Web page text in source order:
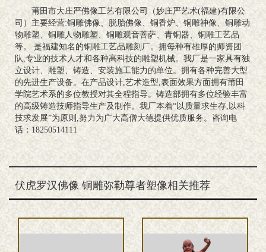
莆田市大庄严佛像工艺有限公司（妙庄严艺术(福建)有限公
司）主要经营:铜雕佛像、脱胎佛像、铜香炉、铜雕神像、铜雕动
物雕塑、铜雕人物雕塑、铜雕观音菩萨、青铜器、铜雕工艺品
等。 是福建知名的铜雕工艺品雕刻厂。拥每种有雄厚的师资团
队,专业的技术人才和各种高科技的雕塑机械。我厂是一家具有独
立设计、雕塑、铸造、安装施工能力的单位。拥有各种完善大型
的先进生产设备。在产品设计,艺术造型,表面效果方面拥有莆田
学院艺术系的多位教授对其全程指导。铸造部拥有多位经验丰富
的高级铸造技师指导生产及制作。我厂本着“以质量求生存,以科
技求发展”为原则,努力为广大高僧大德提供优质服务。咨询电
话：18250514111
伏虎罗汉佛像 铜雕弥勒尊者塑像相关推荐